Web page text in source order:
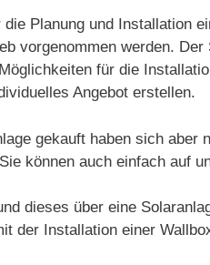
Planung und Installation
vorgenommen werden.
für die
Angebot erstellen.
gekauft haben sich
können auch einfach auf
dieses über eine
der Installation einer